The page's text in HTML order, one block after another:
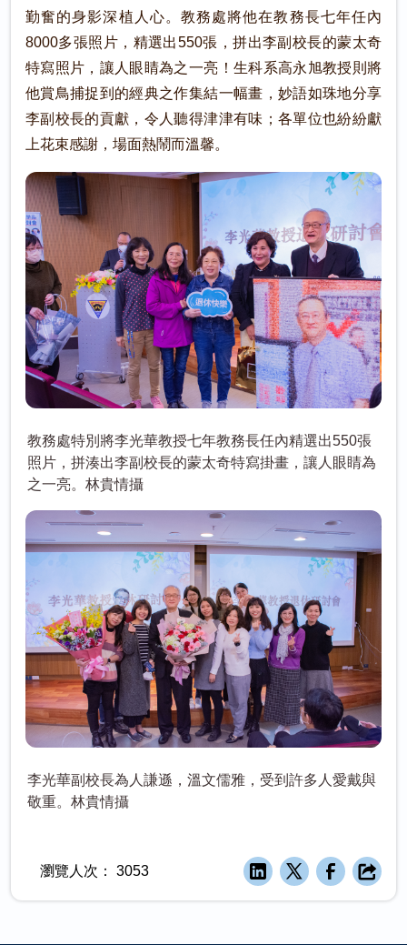
勤奮的身影深植人心。教務處將他在教務長七年任內
8000多張照片，精選出550張，拼出李副校長的蒙太奇
特寫照片，讓人眼睛為之一亮！生科系高永旭教授則將
他賞鳥捕捉到的經典之作集結一幅畫，妙語如珠地分享
李副校長的貢獻，令人聽得津津有味；各單位也紛紛獻
上花束感謝，場面熱鬧而溫馨。
教務處特別將李光華教授七年教務長任內精選出550張
照片，拼湊出李副校長的蒙太奇特寫掛畫，讓人眼睛為
之一亮。林貴情攝
李光華副校長為人謙遜，溫文儒雅，受到許多人愛戴與
敬重。林貴情攝
瀏覽人次： 3053